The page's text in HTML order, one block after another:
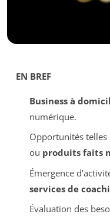
EN BREF
Business à
numérique.
Opportunités telles
ou produits faits
Émergence
services de
Évaluation des